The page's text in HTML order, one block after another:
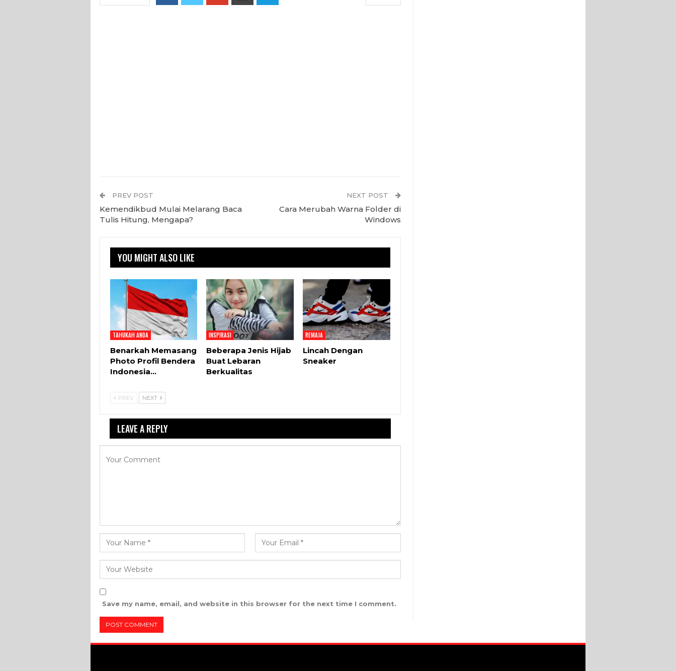
PREV POST
Kemendikbud Mulai Melarang Baca
Tulis Hitung, Mengapa?
NEXT POST
Cara Merubah Warna Folder di
Windows
YOU MIGHT ALSO LIKE
TAHUKAH ANDA
Benarkah Memasang
Photo Profil Bendera
Indonesia…
INSPIRASI
Beberapa Jenis Hijab
Buat Lebaran
Berkualitas
REMAJA
Lincah Dengan
Sneaker
PREV NEXT
LEAVE A REPLY
Save my name, email, and website in this browser for the next time I comment.